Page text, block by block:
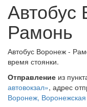
Автобус
Рамонь
Автобус Воронеж -
время стоянки.
Отправление из
автовокзал», адрес
Воронеж,